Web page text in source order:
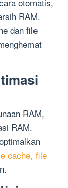
RAM.
dan file
RAM,
RAM.
cache, file